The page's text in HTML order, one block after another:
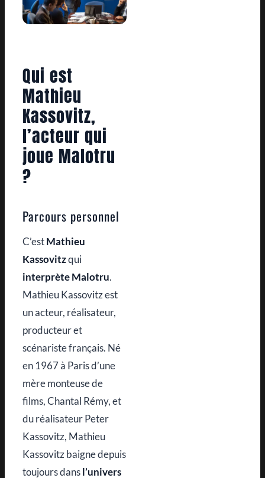
Qui est
Mathieu
Kassovitz,
l’acteur qui
joue Malotru
?
Parcours personnel
C’estMathieu
Kassovitzqui
interprète Malotru.
Mathieu Kassovitz est
un acteur, réalisateur,
producteur et
scénariste français. Né
en 1967 à Paris d’une
mère monteuse de
films, Chantal Rémy, et
du réalisateur Peter
Kassovitz, Mathieu
Kassovitz baigne depuis
toujours dansl’univers